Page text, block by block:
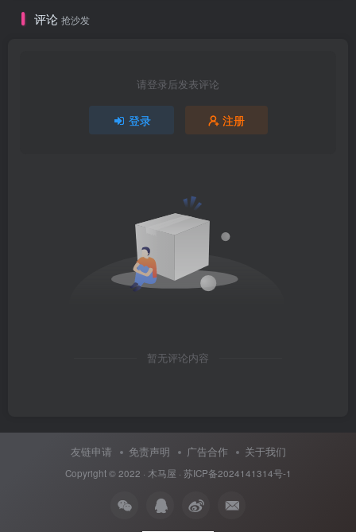
评论 抢沙发
请登录后发表评论
登录 注册
暂无评论内容
友链申请 免责声明 广告合作 关于我们
Copyright © 2022 · 木马屋 · 苏ICP备2024141314号-1